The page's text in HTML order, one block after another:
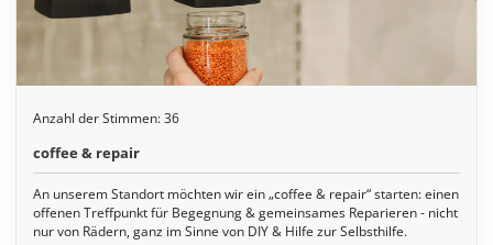
Anzahl der Stimmen: 36
coffee & repair
An unserem Standort möchten wir ein „coffee & repair“ starten: einen
offenen Treffpunkt für Begegnung & gemeinsames Reparieren - nicht
nur von Rädern, ganz im Sinne von DIY & Hilfe zur Selbsthilfe.